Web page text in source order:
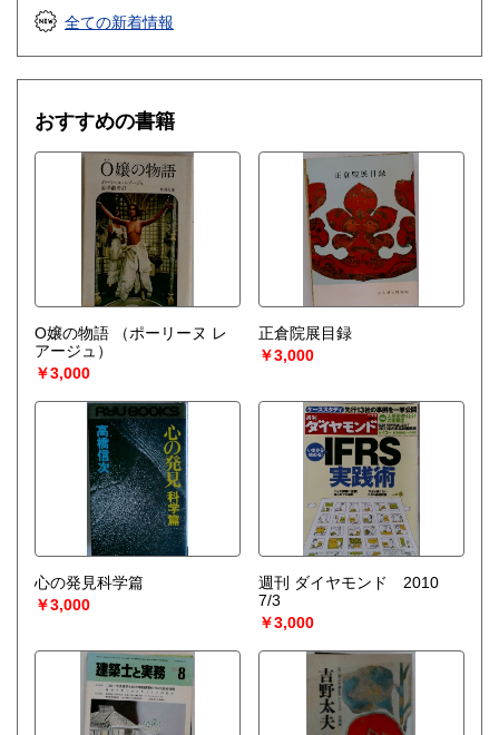
全ての新着情報
おすすめの書籍
O嬢の物語
（ポーリーヌ レ
アージュ）
￥3,000
正倉院展目録
￥3,000
心の発見科学篇
￥3,000
週刊 ダイヤモンド 2010
7/3
￥3,000